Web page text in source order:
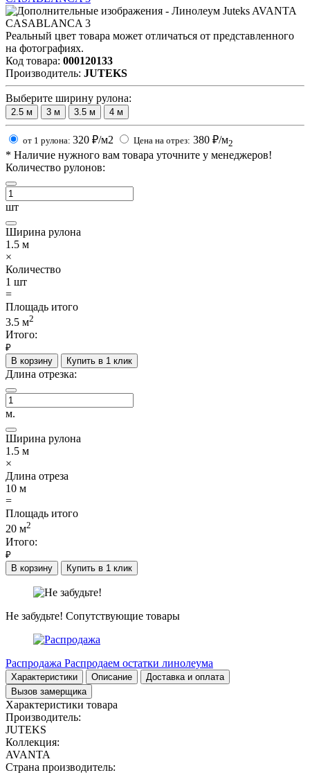
Реальный цвет товара может отличаться от представленного
на фотографиях.
Код товара: 000120133
Производитель: JUTEKS
Выберите ширину рулона:
2.5 м 3 м 3.5 м 4 м
от 1 рулона: 320 ₽/м2 Цена на отрез: 380 ₽/м2
* Наличие нужного вам товара уточните у менеджеров!
Количество рулонов:
шт
Ширина рулона
1.5 м
×
Количество
1 шт
=
Площадь итого
3.5 м2
Итого:
₽
В корзину
Купить в 1 клик
Длина отрезка:
м.
Ширина рулона
1.5 м
×
Длина отреза
10 м
=
Площадь итого
20 м2
Итого:
₽
В корзину
Купить в 1 клик
Не забудьте! Сопутствующие товары
Распродажа Распродаем остатки линолеума
Характеристики Описание
Доставка и оплата
Вызов замерщика
Характеристики товара
Производитель:
JUTEKS
Коллекция:
AVANTA
Страна производитель: